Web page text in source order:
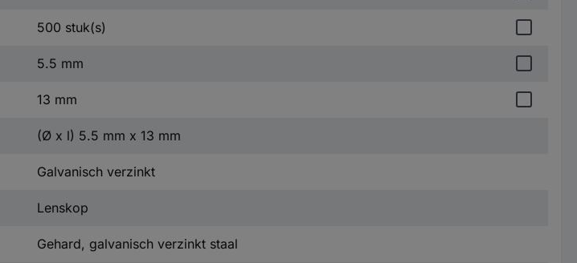
500 stuk(s)
5.5 mm
13 mm
(Ø x l) 5.5 mm x 13 mm
Galvanisch verzinkt
Lenskop
Gehard, galvanisch verzinkt staal